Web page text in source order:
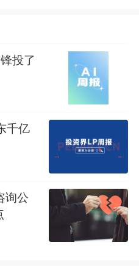
投了
千亿
询公